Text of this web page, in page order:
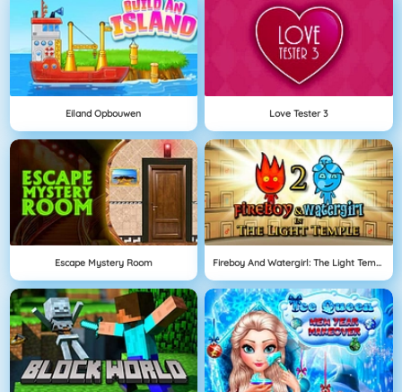
Eiland Opbouwen Love Tester 3
Escape Mystery Room Fireboy And Watergirl: The Light Temple